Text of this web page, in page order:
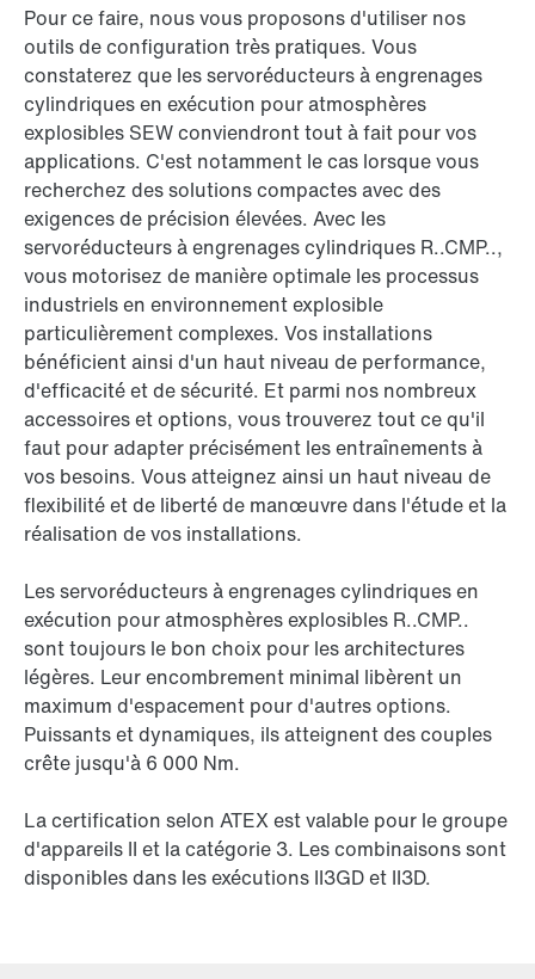
Pour ce faire, nous vous proposons d'utiliser nos
outils de configuration très pratiques. Vous
constaterez que les servoréducteurs à engrenages
cylindriques en exécution pour atmosphères
explosibles SEW conviendront tout à fait pour vos
applications. C'est notamment le cas lorsque vous
recherchez des solutions compactes avec des
exigences de précision élevées. Avec les
servoréducteurs à engrenages cylindriques R..CMP..,
vous motorisez de manière optimale les processus
industriels en environnement explosible
particulièrement complexes. Vos installations
bénéficient ainsi d'un haut niveau de performance,
d'efficacité et de sécurité. Et parmi nos nombreux
accessoires et options, vous trouverez tout ce qu'il
faut pour adapter précisément les entraînements à
vos besoins. Vous atteignez ainsi un haut niveau de
flexibilité et de liberté de manœuvre dans l'étude et la
réalisation de vos installations.
Les servoréducteurs à engrenages cylindriques en
exécution pour atmosphères explosibles R..CMP..
sont toujours le bon choix pour les architectures
légères. Leur encombrement minimal libèrent un
maximum d'espacement pour d'autres options.
Puissants et dynamiques, ils atteignent des couples
crête jusqu'à 6 000 Nm.
La certification selon ATEX est valable pour le groupe
d'appareils II et la catégorie 3. Les combinaisons sont
disponibles dans les exécutions II3GD et II3D.